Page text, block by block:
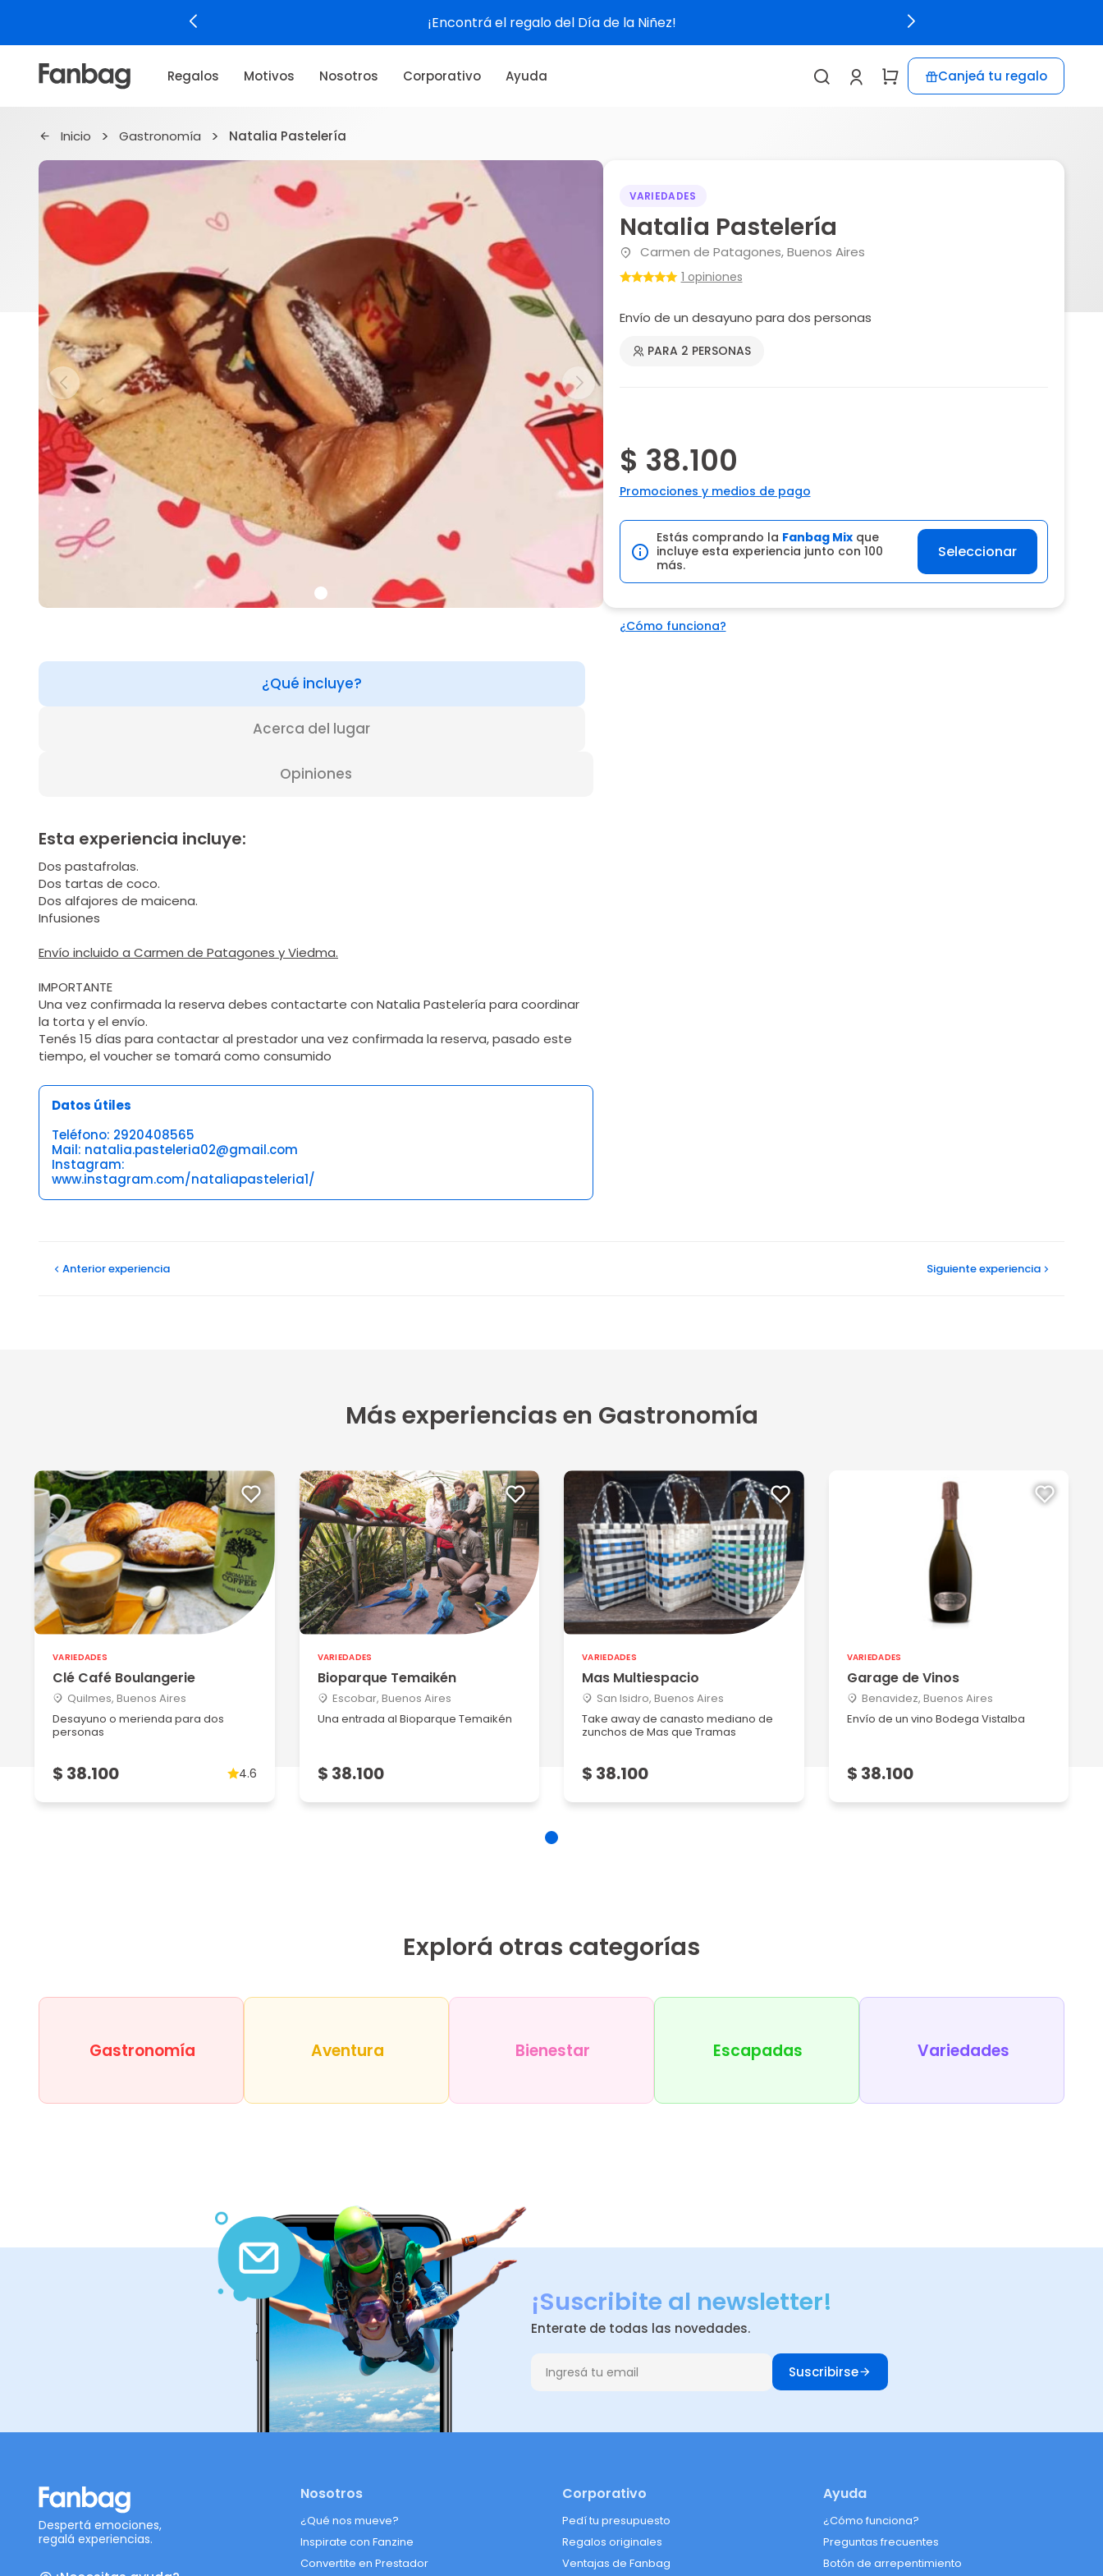
¡Encontrá el regalo del Día de la Niñez!
Regalos Motivos Nosotros Corporativo Ayuda Canjeá tu regalo
Inicio Gastronomía Natalia Pastelería
VARIEDADES
Natalia Pastelería
Carmen de Patagones, Buenos Aires
1 opiniones
Envío de un desayuno para dos personas
PARA 2 PERSONAS
$ 38.100
Promociones y medios de pago
Estás comprando la Fanbag Mixque
incluye esta experiencia junto con 100
más.
Seleccionar
¿Cómo funciona?
¿Qué incluye?
Acerca del lugar
Opiniones
Esta experiencia incluye:
Dos pastafrolas.
Dos tartas de coco.
Dos alfajores de maicena.
Infusiones
Envío incluido a Carmen de Patagones y Viedma.
IMPORTANTE
Una vez confirmada la reserva debes contactarte con Natalia Pastelería para coordinar
la torta y el envío.
Tenés 15 días para contactar al prestador una vez confirmada la reserva, pasado este
tiempo, el voucher se tomará como consumido
Datos útiles
Teléfono: 2920408565
Mail: natalia.pasteleria02@gmail.com
Instagram:
www.instagram.com/nataliapasteleria1/
Anteriorexperiencia Siguienteexperiencia
Más experiencias en Gastronomía
VARIEDADES
Clé Café Boulangerie
Quilmes, Buenos Aires
Desayuno o merienda para dos
personas
$ 38.100 4.6
VARIEDADES
Bioparque Temaikén
Escobar, Buenos Aires
Una entrada al Bioparque Temaikén
$ 38.100
VARIEDADES
Mas Multiespacio
San Isidro, Buenos Aires
Take away de canasto mediano de
zunchos de Mas que Tramas
$ 38.100
VARIEDADES
Garage de Vinos
Benavidez, Buenos Aires
Envío de un vino Bodega Vistalba
$ 38.100
Explorá otras categorías
Gastronomía Aventura Bienestar Escapadas Variedades
¡Suscribite al newsletter!
Enterate de todas las novedades.
Suscribirse
Despertá emociones,
regalá experiencias.
Nosotros
¿Qué nos mueve?
Inspirate con Fanzine
Convertite en Prestador
Corporativo
Pedí tu presupuesto
Regalos originales
Ventajas de Fanbag
Ayuda
¿Cómo funciona?
Preguntas frecuentes
Botón de arrepentimiento